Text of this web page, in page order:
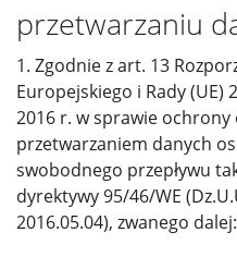
przetwarzaniu
1. Zgodnie z art. 13
Europejskiego i Rady (UE)
2016 r. w sprawie ochrony
przetwarzaniem danych
swobodnego przepływu
dyrektywy 95/46/WE
2016.05.04), zwanego